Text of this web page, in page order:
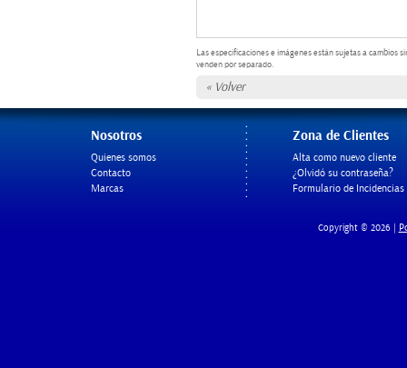
Las especificaciones e imágenes están sujetas a cambios
venden por separado.
« Volver
Nosotros
Quienes somos
Contacto
Marcas
Zona de Clientes
Alta como nuevo cliente
¿Olvidó su contraseña?
Formulario de Incidencias
Copyright © 2026 |